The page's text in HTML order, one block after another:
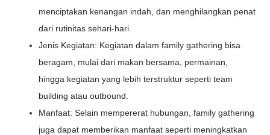
menciptakan kenangan indah, dan menghilangkan penat
dari rutinitas sehari-hari.
Jenis Kegiatan: Kegiatan dalam family gathering bisa
beragam, mulai dari makan bersama, permainan,
hingga kegiatan yang lebih terstruktur seperti team
building atau outbound.
Manfaat: Selain mempererat hubungan, family gathering
juga dapat memberikan manfaat seperti meningkatkan